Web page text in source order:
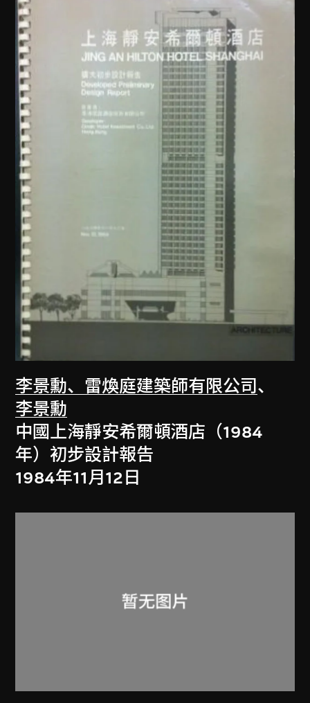
李景勳、雷煥庭建築師有限公司 、
李景勳
中國上海靜安希爾頓酒店（1984
年）初步設計報告
1984年11月12日